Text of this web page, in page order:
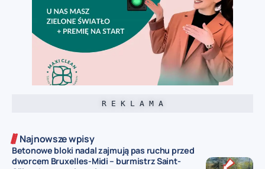
R E K L A M A
Najnowsze wpisy
Betonowe bloki nadal zajmują pas ruchu przed
dworcem Bruxelles-Midi – burmistrz Saint-